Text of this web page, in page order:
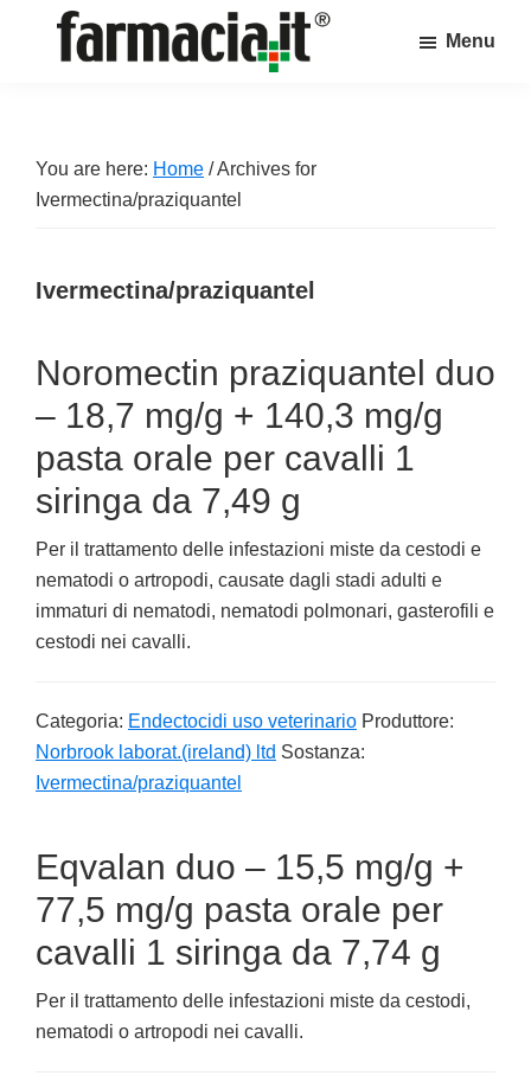
sul
mondo
online
Menu
You are here: Home /Archives for
Ivermectina/praziquantel
Ivermectina/praziquantel
Noromectin praziquantel duo
– 18,7 mg/g + 140,3 mg/g
pasta orale per cavalli 1
siringa da 7,49 g
Per il trattamento delle infestazioni miste da cestodi e
nematodi o artropodi, causate dagli stadi adulti e
immaturi di nematodi, nematodi polmonari, gasterofili e
cestodi nei cavalli.
Categoria: Endectocidi uso veterinario Produttore:
Norbrook laborat.(ireland) ltd Sostanza:
Ivermectina/praziquantel
Eqvalan duo – 15,5 mg/g +
77,5 mg/g pasta orale per
cavalli 1 siringa da 7,74 g
Per il trattamento delle infestazioni miste da cestodi,
nematodi o artropodi nei cavalli.